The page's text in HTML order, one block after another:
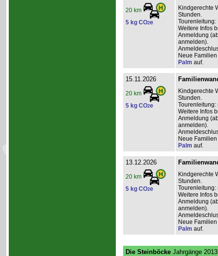
20 km
5 kg CO2e
Kindgerechte
Stunden.
Tourenleitung:
Weitere Infos
Anmeldung
anmelden).
Neue
Palm auf.
15.11.2026
20 km
5 kg CO2e
Kindgerechte
Stunden.
Tourenleitung:
Weitere Infos
Anmeldung
anmelden).
Neue
Palm auf.
13.12.2026
20 km
5 kg CO2e
Kindgerechte
Stunden.
Tourenleitung:
Weitere Infos
Anmeldung
anmelden).
Neue
Palm auf.
Die SteinböckeJahrgänge